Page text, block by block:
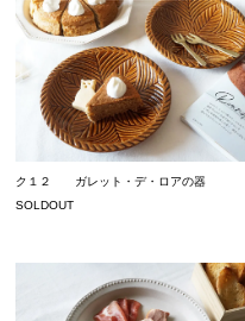
ク１２ ガレット・デ・ロアの器
SOLDOUT